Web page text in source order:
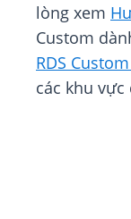
lòng xem
Custom
RDS Custom
các khu vực